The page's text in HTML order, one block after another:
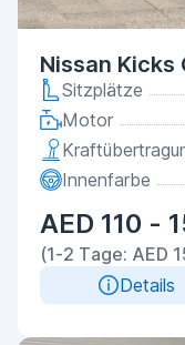
Nissan Kicks
Sitzplätze
Motor
Innenfarbe
AED 110 -
(1-2 Tage: AED
Details